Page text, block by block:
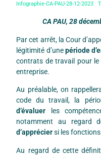
Infographie-CA-PAU-28-12-2023
CA PAU, 28
Par cet arrêt, la Cour
légitimité d’unepériode
contrats de travail pour le
entreprise.
Au préalable, on
code du travail, la
d’évaluer les
notamment au regard
d’appréciersi les
Au regard de cette